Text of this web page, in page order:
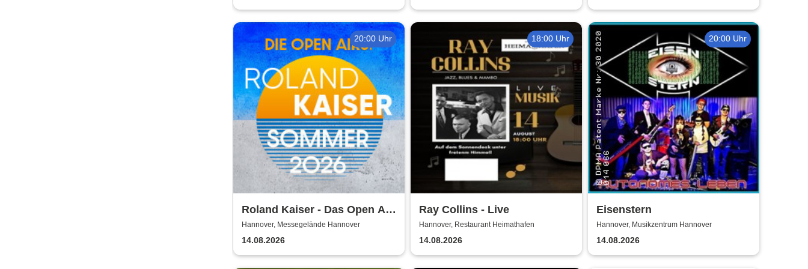
20:00 Uhr
Roland Kaiser - Das Open Air
2026!
Hannover, Messegelände Hannover
14.08.2026
18:00 Uhr
Ray Collins - Live
Hannover, Restaurant Heimathafen
14.08.2026
20:00 Uhr
Eisenstern
Hannover, Musikzentrum Hannover
14.08.2026